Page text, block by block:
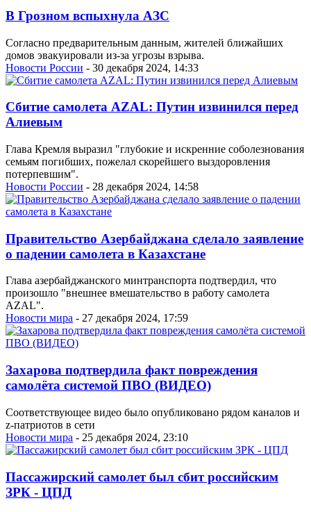
В Грозном вспыхнула АЗС
Согласно предварительным данным, жителей ближайших
домов эвакуировали из-за угрозы взрыва.
Новости России - 30 декабря 2024, 14:33
Сбитие самолета AZAL: Путин извинился перед
Алиевым
Глава Кремля выразил "глубокие и искренние соболезнования
семьям погибших, пожелал скорейшего выздоровления
потерпевшим".
Новости России - 28 декабря 2024, 14:58
Правительство Азербайджана сделало заявление
о падении самолета в Казахстане
Глава азербайджанского минтранспорта подтвердил, что
произошло "внешнее вмешательство в работу самолета
AZAL".
Новости мира - 27 декабря 2024, 17:59
Захарова подтвердила факт повреждения
самолёта системой ПВО (ВИДЕО)
Соответствующее видео было опубликовано рядом каналов и
z-патриотов в сети
Новости мира - 25 декабря 2024, 23:10
Пассажирский самолет был сбит российским
ЗРК - ЦПД